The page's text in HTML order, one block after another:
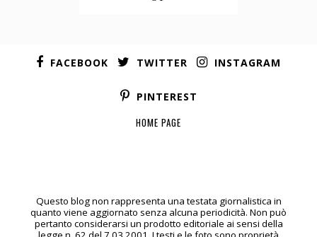
FACEBOOK TWITTER INSTAGRAM
PINTEREST
HOME PAGE
Questo blog non rappresenta una testata giornalistica in
quanto viene aggiornato senza alcuna periodicità. Non può
pertanto considerarsi un prodotto editoriale ai sensi della